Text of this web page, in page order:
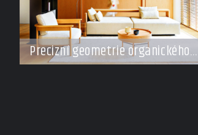
Precizní geometrie organického
klidu